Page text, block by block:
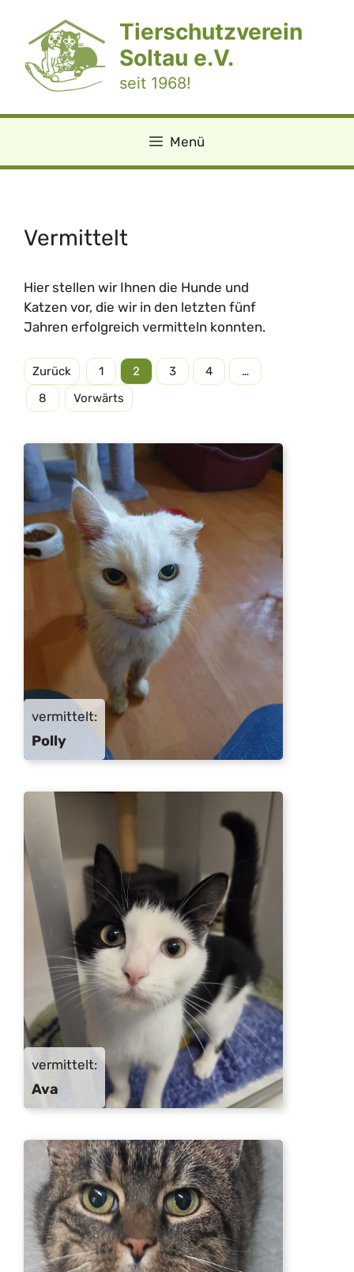
springen
Tierschutzverein
Soltau e.V.
seit 1968!
Menü
Vermittelt
Hier stellen wir Ihnen die Hunde und
Katzen vor, die wir in den letzten fünf
Jahren erfolgreich vermitteln konnten.
Zurück 1 2 3 4
…
8
Vorwärts
vermittelt:
Polly
vermittelt:
Ava